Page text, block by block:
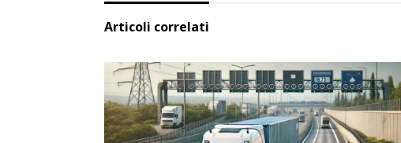
Articoli correlati